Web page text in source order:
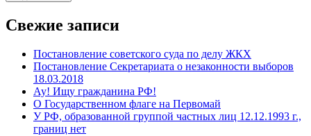
Свежие записи
Постановление советского суда по делу ЖКХ
Постановление Секретариата о незаконности выборов
18.03.2018
Ау! Ищу гражданина РФ!
О Государственном флаге на Первомай
У РФ, образованной группой частных лиц 12.12.1993 г.,
границ нет